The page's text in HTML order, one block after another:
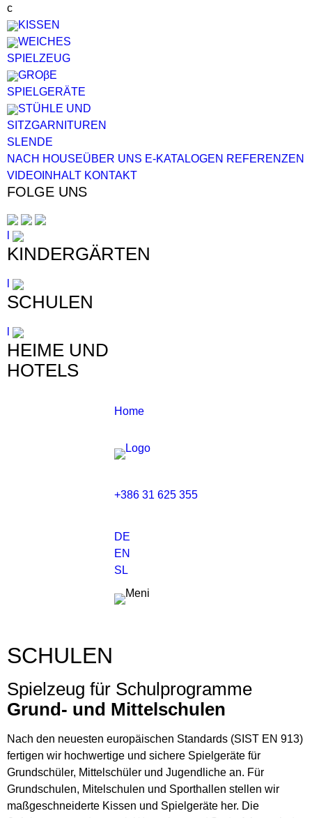
c
KISSEN
WEICHES
SPIELZEUG
GROβE
SPIELGERÄTE
STÜHLE UND
SITZGARNITUREN
SLEN DE
NACH HOUSEÜBER UNS E-KATALOGEN REFERENZEN
VIDEOINHALT KONTAKT
FOLGE UNS
KINDERGÄRTEN
SCHULEN
HEIME UND
HOTELS
Home
+386 31 625 355
DE
EN
SL
SCHULEN
Spielzeug für Schulprogramme
Grund- und Mittelschulen
Nach den neuesten europäischen Standards (SIST EN 913)
fertigen wir hochwertige und sichere Spielgeräte für
Grundschüler, Mittelschüler und Jugendliche an. Für
Grundschulen, Mitelschulen und Sporthallen stellen wir
maßgeschneiderte Kissen und Spielgeräte her. Die